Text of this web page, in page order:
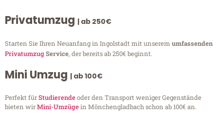
Privatumzug | ab 250€
Starten Sie Ihren Neuanfang in Ingolstadt mit unserem umfassenden
PrivatumzugService, der bereits ab 250€ beginnt.
Mini Umzug | ab 100€
Perfekt fürStudierendeoder den Transport weniger Gegenstände
bieten wirMini-Umzügein Mönchengladbach schon ab 100€ an.